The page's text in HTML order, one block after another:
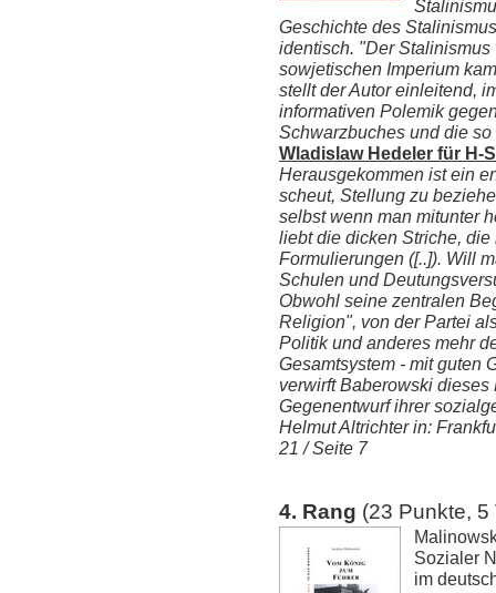
Geschichte des
identisch. "Der
sowjetischen Imperium
stellt der Autor einleitend,
informativen Polemik
Schwarzbuches und die
Wladislaw Hedeler für H-
Herausgekommen ist ein
scheut, Stellung zu
selbst wenn man mitunter
liebt die dicken Striche,
Formulierungen ([..]). Will
Schulen und
Obwohl seine zentralen
Religion", von der Partei
Politik und anderes mehr
Gesamtsystem - mit guten
verwirft Baberowski
Gegenentwurf ihrer
Helmut Altrichter in:
21 / Seite 7
4. Rang (23 Punkte, 5
Sozialer
im